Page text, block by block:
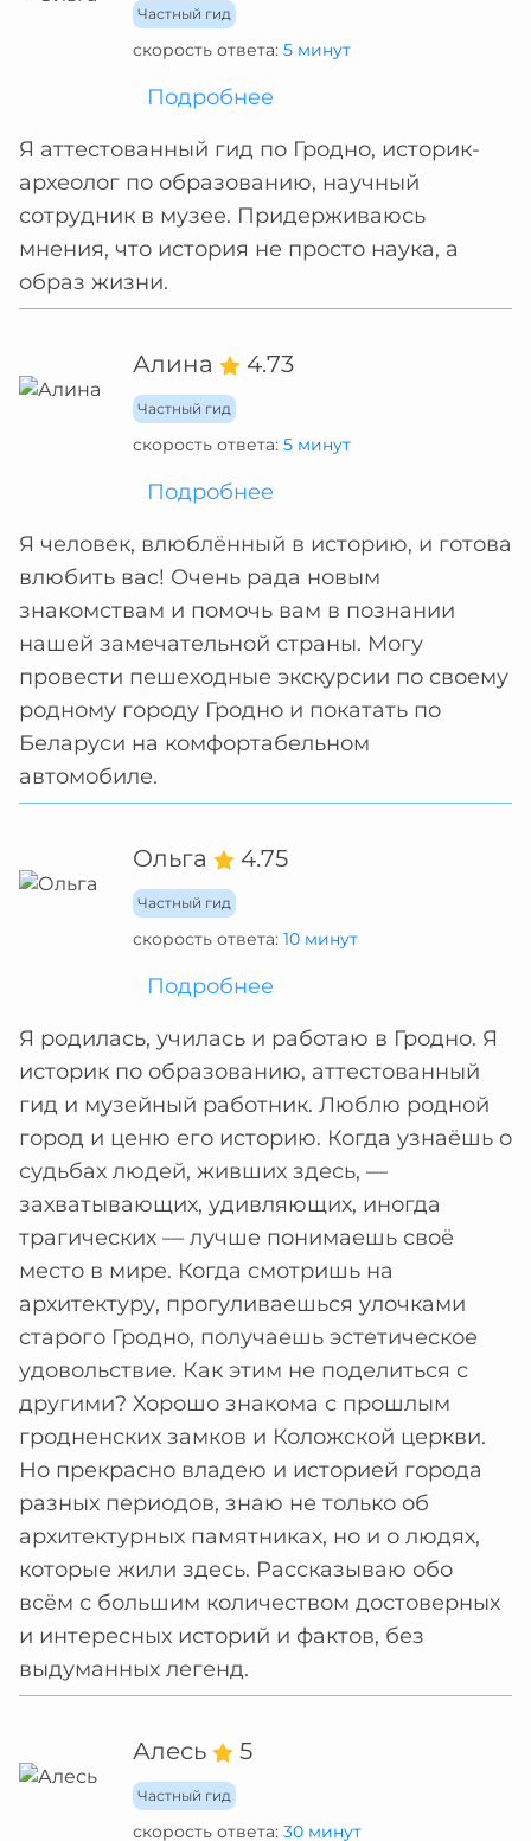
Частный гид
скорость ответа: 5 минут
Подробнее
Я аттестованный гид по Гродно, историк-
археолог по образованию, научный
сотрудник в музее. Придерживаюсь
мнения, что история не просто наука, а
образ жизни.
Алина 4.73
Частный гид
скорость ответа: 5 минут
Подробнее
Я человек, влюблённый в историю, и готова
влюбить вас! Очень рада новым
знакомствам и помочь вам в познании
нашей замечательной страны. Могу
провести пешеходные экскурсии по своему
родному городу Гродно и покатать по
Беларуси на комфортабельном
автомобиле.
Ольга 4.75
Частный гид
скорость ответа: 10 минут
Подробнее
Я родилась, училась и работаю в Гродно. Я
историк по образованию, аттестованный
гид и музейный работник. Люблю родной
город и ценю его историю. Когда узнаёшь о
судьбах людей, живших здесь, —
захватывающих, удивляющих, иногда
трагических — лучше понимаешь своё
место в мире. Когда смотришь на
архитектуру, прогуливаешься улочками
старого Гродно, получаешь эстетическое
удовольствие. Как этим не поделиться с
другими? Хорошо знакома с прошлым
гродненских замков и Коложской церкви.
Но прекрасно владею и историей города
разных периодов, знаю не только об
архитектурных памятниках, но и о людях,
которые жили здесь. Рассказываю обо
всём с большим количеством достоверных
и интересных историй и фактов, без
выдуманных легенд.
Алесь 5
Частный гид
скорость ответа: 30 минут